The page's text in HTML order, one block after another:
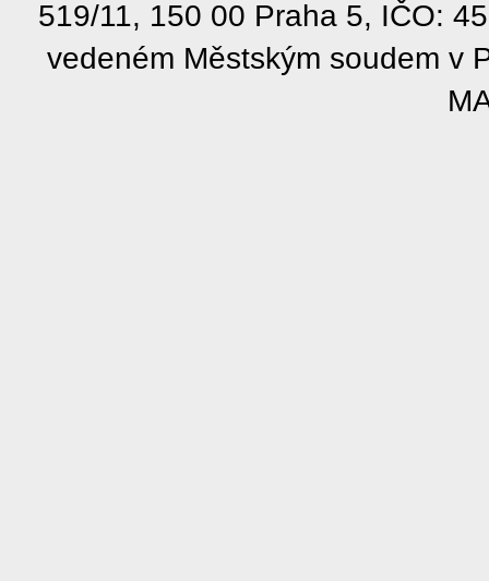
519/11, 150 00 Praha 5, IČO:
vedeném Městským soudem v